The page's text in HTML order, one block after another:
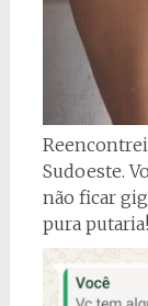
Reencontrei
Sudoeste.
não ficar
pura putaria!